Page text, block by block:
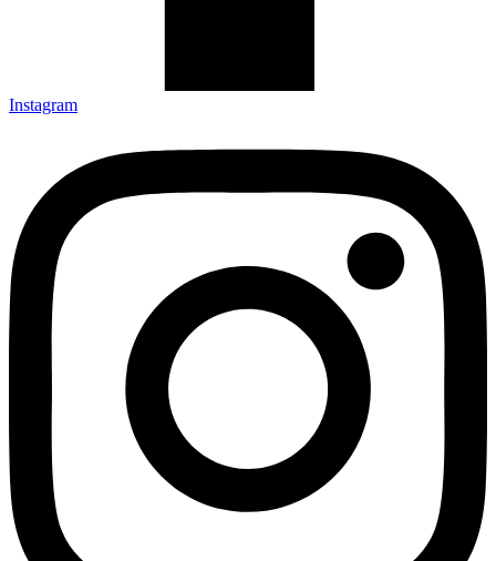
Instagram